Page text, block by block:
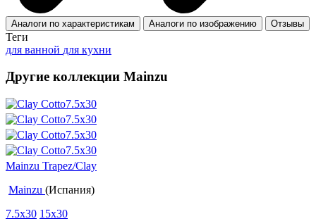
Аналоги по характеристикам Аналоги по изображению Отзывы
Теги
для ванной для кухни
Другие коллекции Mainzu
Mainzu Trapez/Clay
Mainzu (Испания)
7.5x30 15x30